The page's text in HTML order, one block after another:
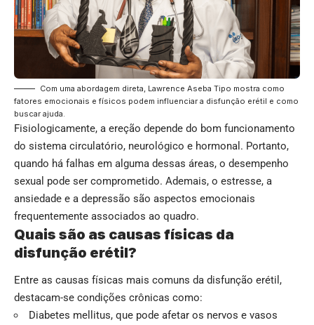
Com uma abordagem direta, Lawrence Aseba Tipo mostra como
fatores emocionais e físicos podem influenciar a disfunção erétil e como
buscar ajuda.
Fisiologicamente, a ereção depende do bom funcionamento
do sistema circulatório, neurológico e hormonal. Portanto,
quando há falhas em alguma dessas áreas, o desempenho
sexual pode ser comprometido. Ademais, o estresse, a
ansiedade e a depressão são aspectos emocionais
frequentemente associados ao quadro.
Quais são as causas físicas da
disfunção erétil?
Entre as causas físicas mais comuns da disfunção erétil,
destacam-se condições crônicas como:
Diabetes mellitus, que pode afetar os nervos e vasos